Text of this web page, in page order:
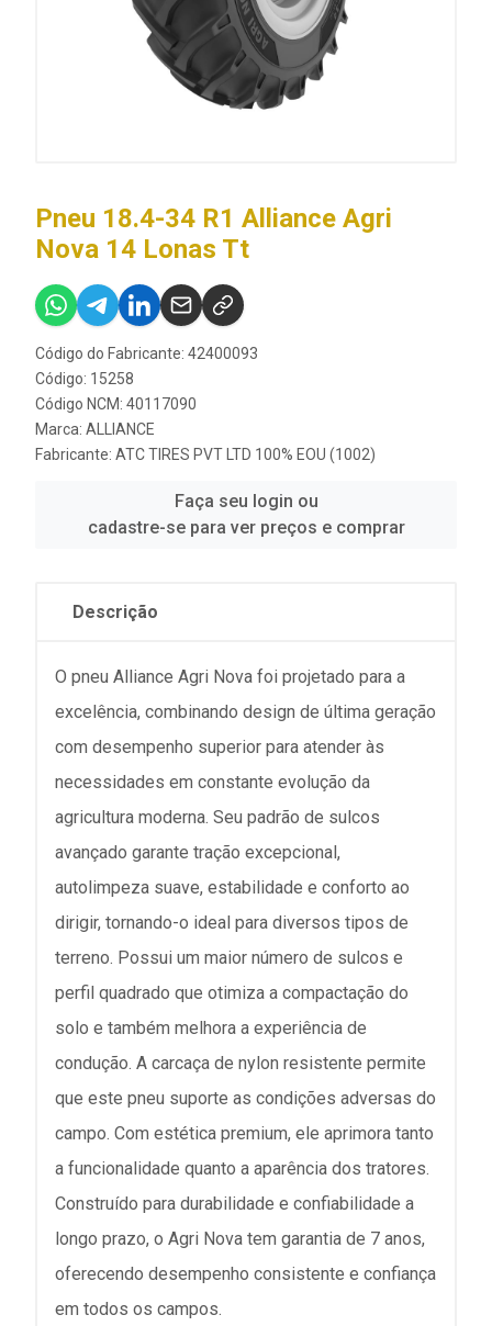
Pneu 18.4-34 R1 Alliance Agri
Nova 14 Lonas Tt
Código do Fabricante: 42400093
Código: 15258
Código NCM: 40117090
Marca: ALLIANCE
Fabricante: ATC TIRES PVT LTD 100% EOU (1002)
Faça seu login ou
cadastre-se para ver preços e comprar
Descrição
O pneu Alliance Agri Nova foi projetado para a
excelência, combinando design de última geração
com desempenho superior para atender às
necessidades em constante evolução da
agricultura moderna. Seu padrão de sulcos
avançado garante tração excepcional,
autolimpeza suave, estabilidade e conforto ao
dirigir, tornando-o ideal para diversos tipos de
terreno. Possui um maior número de sulcos e
perfil quadrado que otimiza a compactação do
solo e também melhora a experiência de
condução. A carcaça de nylon resistente permite
que este pneu suporte as condições adversas do
campo. Com estética premium, ele aprimora tanto
a funcionalidade quanto a aparência dos tratores.
Construído para durabilidade e confiabilidade a
longo prazo, o Agri Nova tem garantia de 7 anos,
oferecendo desempenho consistente e confiança
em todos os campos.